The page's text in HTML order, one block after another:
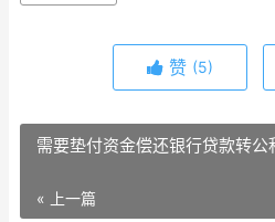
赞 (5)
需要垫付资金偿还银行贷款转
« 上一篇